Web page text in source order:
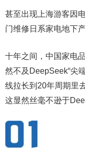
甚至出现上海游客因
门维修日系家电地下
十年之间，中国家电
然不及DeepSeek“尖
线拉长到20年周期里
这显然丝毫不逊于